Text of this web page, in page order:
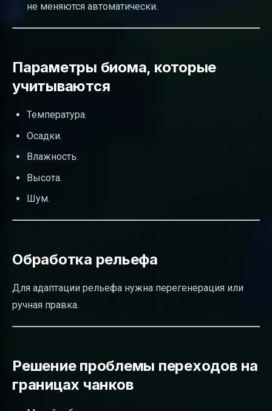
не меняются автоматически.
Параметры биома, которые
учитываются
Температура.
Осадки.
Влажность.
Высота.
Шум.
Обработка рельефа
Для адаптации рельефа нужна перегенерация или
ручная правка.
Решение проблемы переходов на
границах чанков